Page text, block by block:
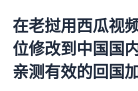
在老挝用西瓜视
位修改到中国国
亲测有效的回国